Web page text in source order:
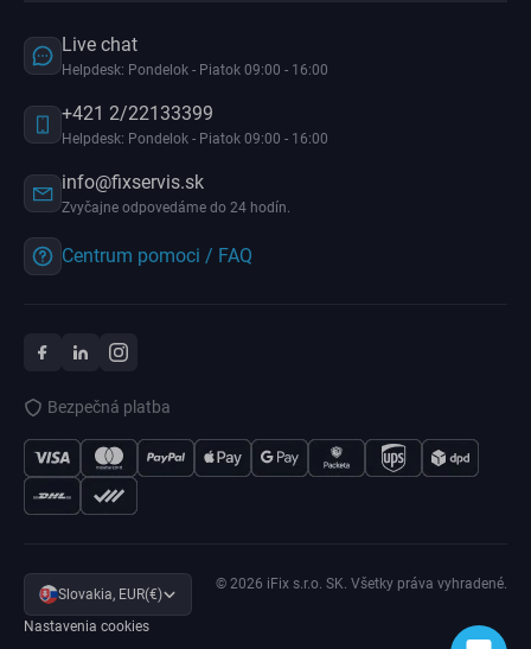
Live chat
Helpdesk: Pondelok - Piatok 09:00 - 16:00
+421 2/22133399
Helpdesk: Pondelok - Piatok 09:00 - 16:00
info@fixservis.sk
Zvyčajne odpovedáme do 24 hodín.
Centrum pomoci / FAQ
Bezpečná platba
Slovakia, EUR(€)
Nastavenia cookies
© 2026 iFix s.r.o. SK. Všetky práva vyhradené.